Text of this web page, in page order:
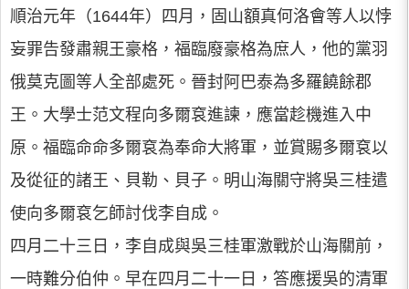
順治元年（1644年）四月，固山額真何洛會等人以悖
妄罪告發肅親王豪格，福臨廢豪格為庶人，他的黨羽
俄莫克圖等人全部處死。晉封阿巴泰為多羅饒餘郡
王。大學士范文程向多爾袞進諫，應當趁機進入中
原。福臨命命多爾袞為奉命大將軍，並賞賜多爾袞以
及從征的諸王、貝勒、貝子。明山海關守將吳三桂遣
使向多爾袞乞師討伐李自成。
四月二十三日，李自成與吳三桂軍激戰於山海關前，
一時難分伯仲。早在四月二十一日，答應援吳的清軍